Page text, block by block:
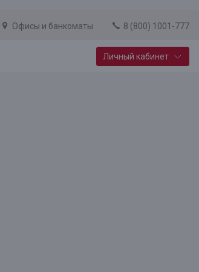
Офисы и банкоматы 8 (800) 1001-777
Личный кабинет